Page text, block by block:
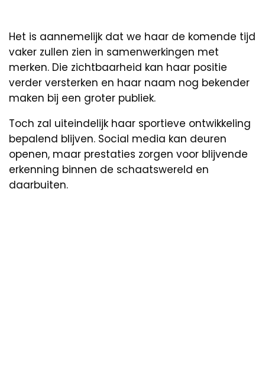
Het is aannemelijk dat we haar de komende tijd
vaker zullen zien in samenwerkingen met
merken. Die zichtbaarheid kan haar positie
verder versterken en haar naam nog bekender
maken bij een groter publiek.
Toch zal uiteindelijk haar sportieve ontwikkeling
bepalend blijven. Social media kan deuren
openen, maar prestaties zorgen voor blijvende
erkenning binnen de schaatswereld en
daarbuiten.